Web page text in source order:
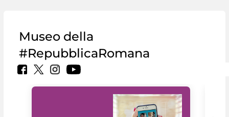
Museo della
#RepubblicaRomana